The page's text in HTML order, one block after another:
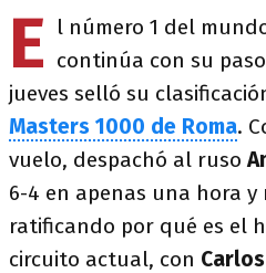
E l número 1 del
continúa con su
jueves selló su
Masters 1000 de Roma.
vuelo, despachó al ruso
6-4 en apenas una hora y
ratificando por qué es el
circuito actual, con